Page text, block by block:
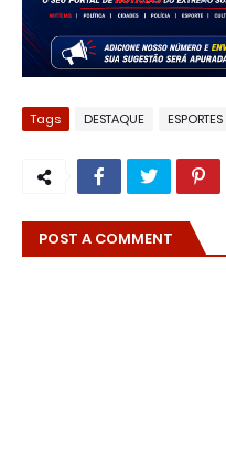
Tags DESTAQUE ESPORTES
POST A COMMENT